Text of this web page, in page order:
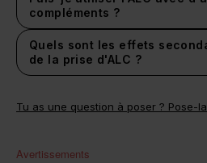
compléments ?
Quels sont les effets
de la prise d'ALC ?
Tu as une question à poser ? Pose-
Avertissements